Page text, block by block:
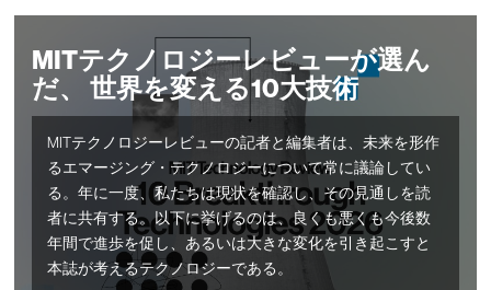
MITテクノロジーレビューが選ん
だ、 世界を変える10大技術
MITテクノロジーレビューの記者と編集者は、未来を形作
るエマージング・テクノロジーについて常に議論してい
る。年に一度、私たちは現状を確認し、その見通しを読
者に共有する。以下に挙げるのは、良くも悪くも今後数
年間で進歩を促し、あるいは大きな変化を引き起こすと
本誌が考えるテクノロジーである。